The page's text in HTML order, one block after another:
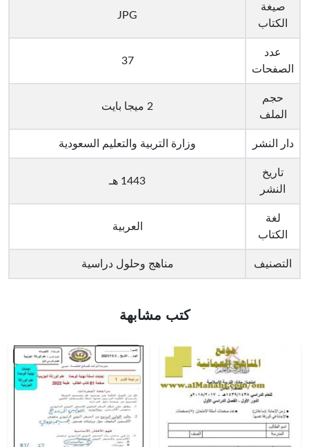
صيغة
الكتاب
JPG
عدد
الصفحات
37
حجم
الملف
2 ميجا بايت
دار النشر وزارة التربية والتعليم السعودية
تاريخ
النشر
1443 هـ
لغة
الكتاب
العربية
التصنيف مناهج وحلول دراسية
كتب مشابهة